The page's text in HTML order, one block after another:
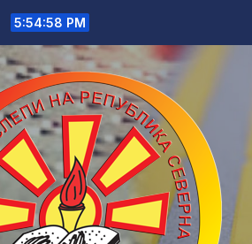
5:54:58 PM